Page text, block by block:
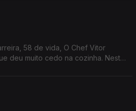
58 de vida, O Chef Vitor
deu muito cedo na cozinha. Nesta